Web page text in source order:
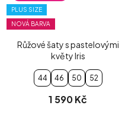
PLUS SIZE
NOVÁ BARVA
Růžové šaty s pastelovými
květy Iris
44 46 50 52
1 590 Kč